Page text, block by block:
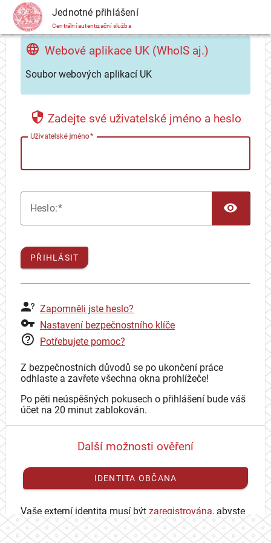
CAS Jednotné přihlášení
Centrální autentizační služba
Webové aplikace UK (WhoIS aj.)
Soubor webových aplikací UK
Zadejte své uživatelské jméno a heslo
Uživatelské jméno
Heslo:
PŘIHLÁSIT
Zapomněli jste heslo?
Nastavení bezpečnostního klíče
Potřebujete pomoc?
Z bezpečnostních důvodů se po ukončení práce
odhlaste a zavřete všechna okna prohlížeče!
Po pěti neúspěšných pokusech o přihlášení bude váš
účet na 20 minut zablokován.
Další možnosti ověření
IDENTITA OBČANA
Vaše externí identita musí být zaregistrována, abyste
se mohli přihlásit ke svému CAS účtu.